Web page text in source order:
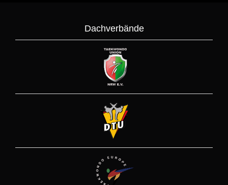
Dachverbände